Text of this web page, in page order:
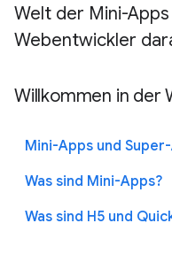
Welt der Mini-
Webentwickler
Willkommen in der
Mini-Apps und
Was sind Mini-Apps?
Was sind H5 und